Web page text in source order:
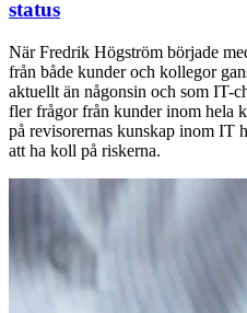
status
När Fredrik Högström började
från både kunder och kollegor
aktuellt än någonsin och som IT-
fler frågor från kunder inom hela
på revisorernas kunskap inom IT
att ha koll på riskerna.